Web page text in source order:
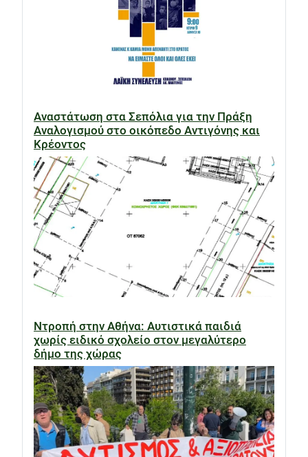
Αναστάτωση στα Σεπόλια για την Πράξη
Αναλογισμού στο οικόπεδο Αντιγόνης και
Κρέοντος
Ντροπή στην Αθήνα: Αυτιστικά παιδιά
χωρίς ειδικό σχολείο στον μεγαλύτερο
δήμο της χώρας